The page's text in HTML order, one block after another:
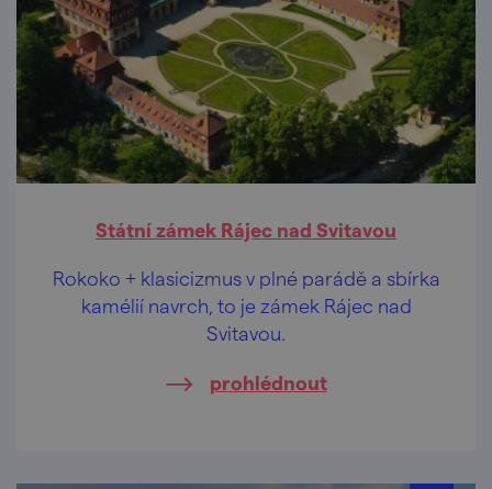
Státní zámek Rájec nad Svitavou
Rokoko + klasicizmus v plné parádě a sbírka
kamélií navrch, to je zámek Rájec nad
Svitavou.
prohlédnout